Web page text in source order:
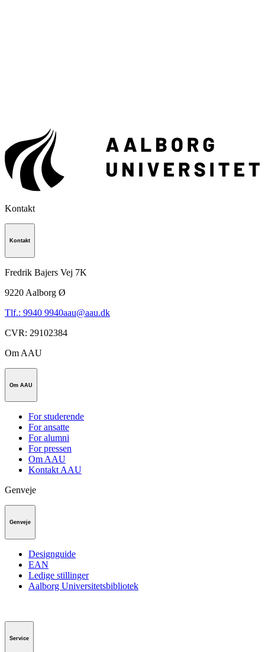
Kontakt
Kontakt
Fredrik Bajers Vej 7K
9220 Aalborg Ø
Tlf.: 9940 9940aau@aau.dk
CVR: 29102384
Om AAU
Om AAU
For studerende
For ansatte
For alumni
For pressen
Om AAU
Kontakt AAU
Genveje
Genveje
Designguide
EAN
Ledige stillinger
Aalborg Universitetsbibliotek
Service